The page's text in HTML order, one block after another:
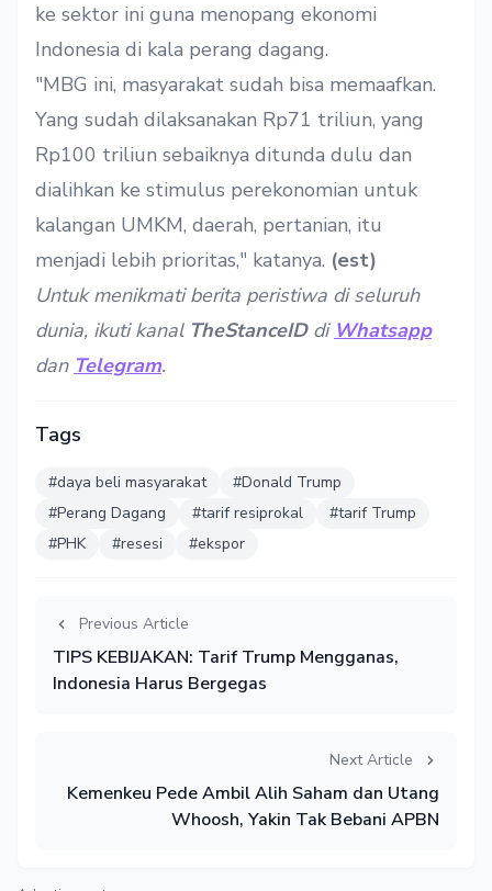
ke sektor ini guna menopang ekonomi
Indonesia di kala perang dagang.
"MBG ini, masyarakat sudah bisa memaafkan.
Yang sudah dilaksanakan Rp71 triliun, yang
Rp100 triliun sebaiknya ditunda dulu dan
dialihkan ke stimulus perekonomian untuk
kalangan UMKM, daerah, pertanian, itu
menjadi lebih prioritas," katanya. (est)
Untuk menikmati berita peristiwa di seluruh
dunia, ikuti kanal TheStanceID di Whatsapp
dan Telegram.
Tags
#daya beli masyarakat
#Donald Trump
#Perang Dagang
#tarif resiprokal
#tarif Trump
#PHK
#resesi #ekspor
Previous Article
TIPS KEBIJAKAN: Tarif Trump Mengganas,
Indonesia Harus Bergegas
Next Article
Kemenkeu Pede Ambil Alih Saham dan Utang
Whoosh, Yakin Tak Bebani APBN